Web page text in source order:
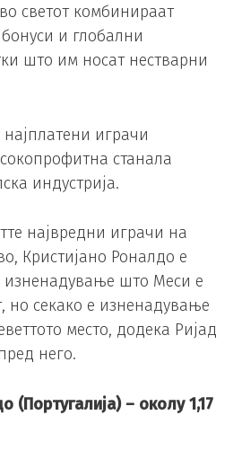
светот комбинираат
и глобални
што им носат нестварни
најплатени играчи
станала
индустрија.
највредни играчи на
Кристијано Роналдо е
изненадување што Меси е
но секако е изненадување
место, додека Ријад
него.
(Португалија) – околу 1,17